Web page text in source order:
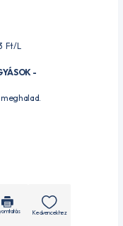
Ft/L
-
Kedvencekhez